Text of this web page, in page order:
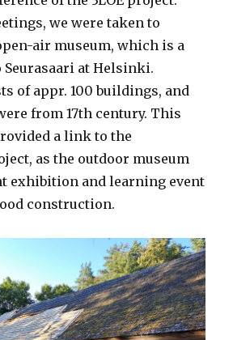
we were taken to
air museum, which is a
at Helsinki.
of appr. 100 buildings, and
from 17th century. This
a link to the
as the outdoor museum
exhibition and learning event
construction.